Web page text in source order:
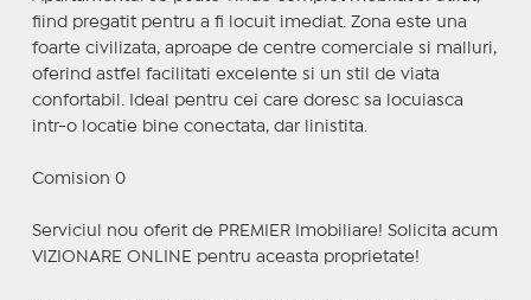
fiind pregatit pentru a fi locuit imediat. Zona este una
foarte civilizata, aproape de centre comerciale si malluri,
oferind astfel facilitati excelente si un stil de viata
confortabil. Ideal pentru cei care doresc sa locuiasca
intr-o locatie bine conectata, dar linistita.
Comision 0
Serviciul nou oferit de PREMIER Imobiliare! Solicita acum
VIZIONARE ONLINE pentru aceasta proprietate!